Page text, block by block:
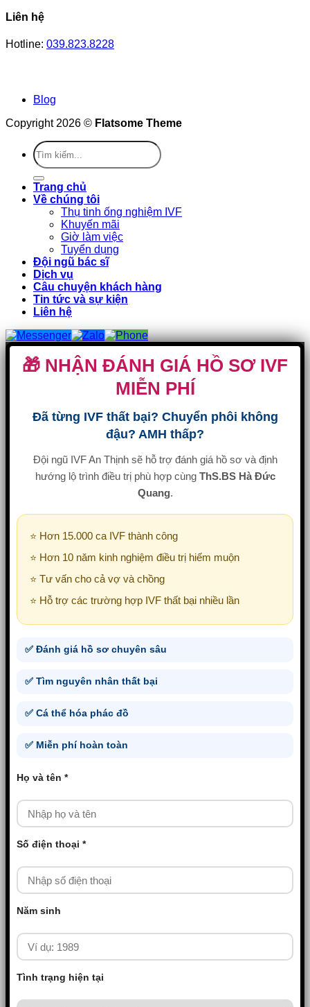
Liên hệ
Hotline: 039.823.8228
Blog
Copyright 2026 © Flatsome Theme
Trang chủ
Về chúng tôi
Thụ tinh ống nghiệm IVF
Khuyến mãi
Giờ làm việc
Tuyển dụng
Đội ngũ bác sĩ
Dịch vụ
Câu chuyện khách hàng
Tin tức và sự kiện
Liên hệ
🎁 NHẬN ĐÁNH GIÁ HỒ SƠ IVF
MIỄN PHÍ
Đã từng IVF thất bại? Chuyển phôi không
đậu? AMH thấp?
Đội ngũ IVF An Thịnh sẽ hỗ trợ đánh giá hồ sơ và định
hướng lộ trình điều trị phù hợp cùng ThS.BS Hà Đức
Quang.
⭐ Hơn 15.000 ca IVF thành công
⭐ Hơn 10 năm kinh nghiệm điều trị hiếm muộn
⭐ Tư vấn cho cả vợ và chồng
⭐ Hỗ trợ các trường hợp IVF thất bại nhiều lần
✅ Đánh giá hồ sơ chuyên sâu
✅ Tìm nguyên nhân thất bại
✅ Cá thể hóa phác đồ
✅ Miễn phí hoàn toàn
Họ và tên *
Số điện thoại *
Năm sinh
Tình trạng hiện tại